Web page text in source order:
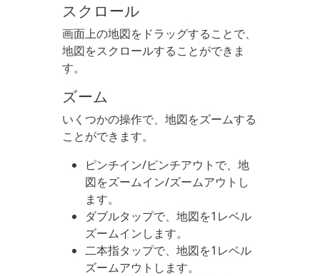
スクロール
画面上の地図をドラッグすることで、
地図をスクロールすることができま
す。
ズーム
いくつかの操作で、地図をズームする
ことができます。
ピンチイン/ピンチアウトで、地
図をズームイン/ズームアウトし
ます。
ダブルタップで、地図を1レベル
ズームインします。
二本指タップで、地図を1レベル
ズームアウトします。